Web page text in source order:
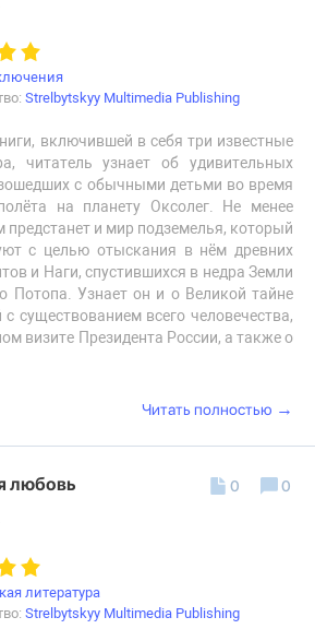
Strelbytskyy Multimedia Publishing
включившей в себя три известные
читатель узнает об удивительных
с обычными детьми во время
на планету Оксолег. Не менее
предстанет и мир подземелья, который
с целью отыскания в нём древних
и Наги, спустившихся в недра Земли
Потопа. Узнает он и о Великой тайне
существованием всего человечества,
визите Президента России, а также о
Читать полностью →
любовь
литература
Strelbytskyy Multimedia Publishing
0 0